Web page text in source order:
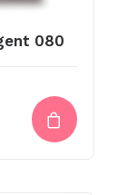
080